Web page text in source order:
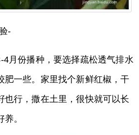
-
4月份播种，要选择疏松透气排水
肥一些。家里找个新鲜红椒，干
也行，撒在土里，很快就可以长
。